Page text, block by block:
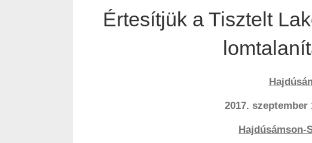
Értesítjük a Tisztelt
2017.
Hajdúsámson-